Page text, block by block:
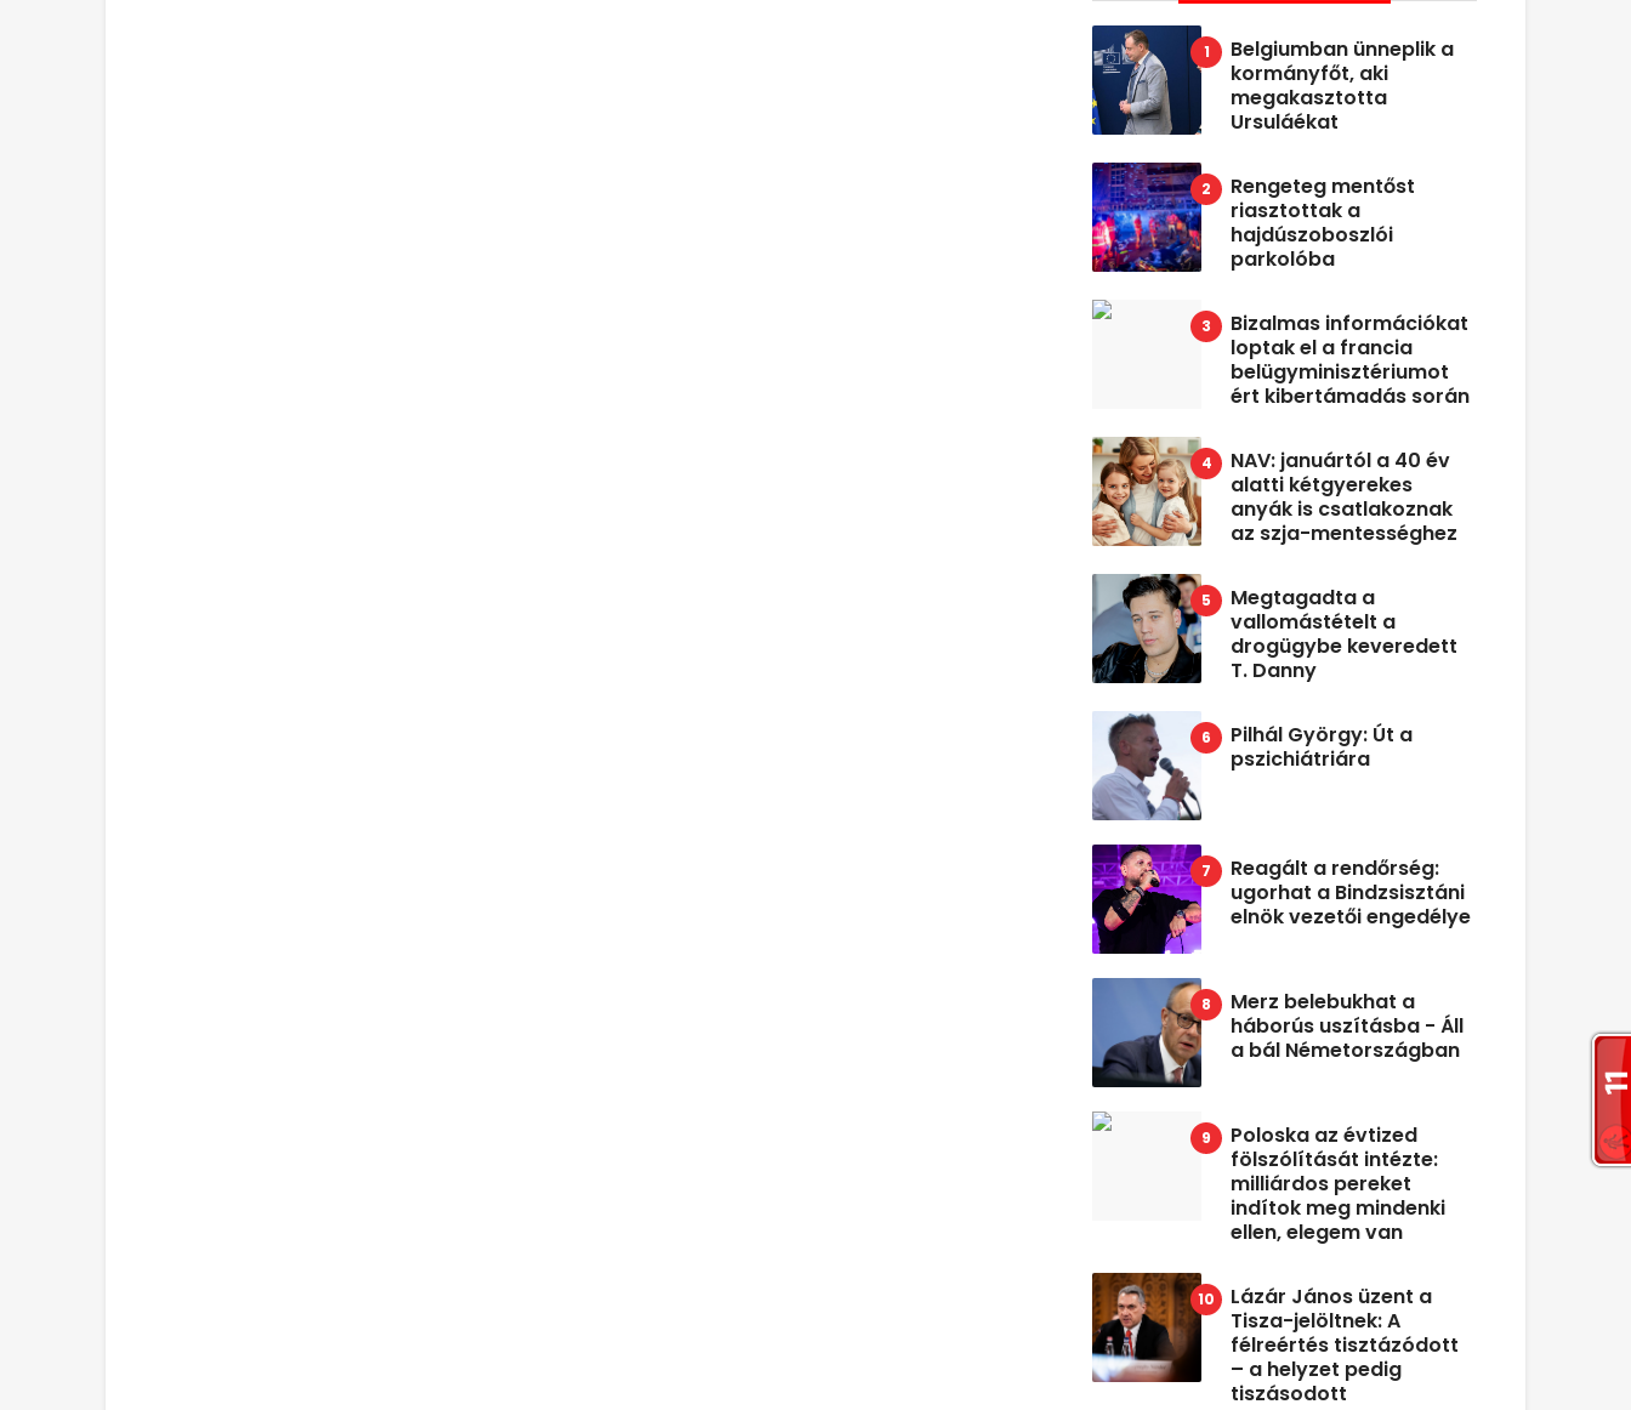
Belgiumban ünneplik a
kormányfőt, aki
megakasztotta
Ursuláékat
Rengeteg mentőst
riasztottak a
hajdúszoboszlói
parkolóba
Bizalmas információkat
loptak el a francia
belügyminisztériumot
ért kibertámadás során
NAV: januártól a 40 év
alatti kétgyerekes
anyák is csatlakoznak
az szja-mentességhez
Megtagadta a
vallomástételt a
drogügybe keveredett
T. Danny
Pilhál György: Út a
pszichiátriára
Reagált a rendőrség:
ugorhat a Bindzsisztáni
elnök vezetői engedélye
Merz belebukhat a
háborús uszításba - Áll
a bál Németországban
Poloska az évtized
fölszólítását intézte:
milliárdos pereket
indítok meg mindenki
ellen, elegem van
Lázár János üzent a
Tisza-jelöltnek: A
félreértés tisztázódott
– a helyzet pedig
tiszásodott